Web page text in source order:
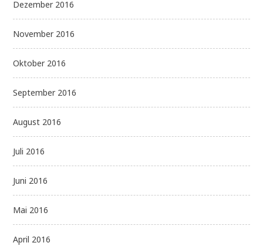
Dezember 2016
November 2016
Oktober 2016
September 2016
August 2016
Juli 2016
Juni 2016
Mai 2016
April 2016